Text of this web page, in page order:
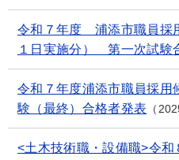
令和７年度 浦添市職員採
１日実施分） 第一次試験
令和７年度浦添市職員採
験（最終）合格者発表
<土木技術職・設備職>令